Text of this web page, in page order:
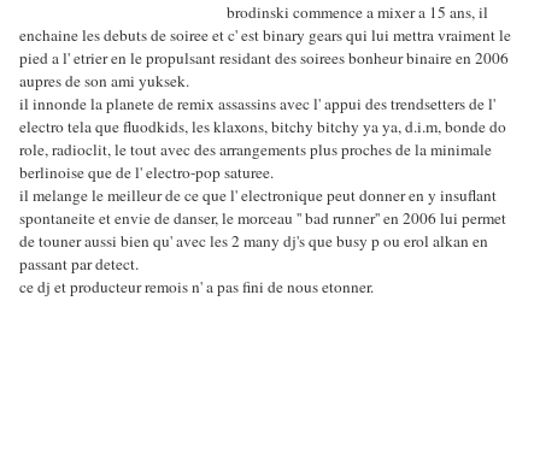
brodinski commence a mixer a 15 ans, il
enchaine les debuts de soiree et c' est binary gears qui lui mettra vraiment le
pied a l' etrier en le propulsant residant des soirees bonheur binaire en 2006
aupres de son ami yuksek.
il innonde la planete de remix assassins avec l' appui des trendsetters de l'
electro tela que fluodkids, les klaxons, bitchy bitchy ya ya, d.i.m, bonde do
role, radioclit, le tout avec des arrangements plus proches de la minimale
berlinoise que de l' electro-pop saturee.
il melange le meilleur de ce que l' electronique peut donner en y insuflant
spontaneite et envie de danser, le morceau '' bad runner'' en 2006 lui permet
de touner aussi bien qu' avec les 2 many dj's que busy p ou erol alkan en
passant par detect.
ce dj et producteur remois n' a pas fini de nous etonner.